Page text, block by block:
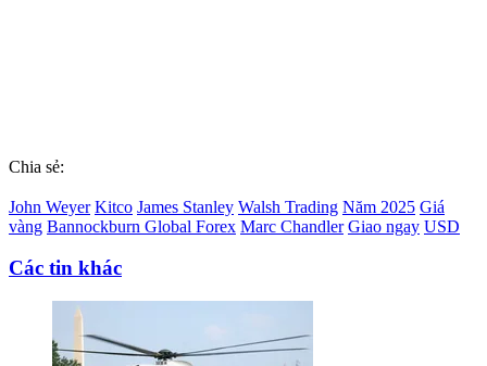
Chia sẻ:
John Weyer Kitco James Stanley Walsh Trading Năm 2025 Giá
vàng Bannockburn Global Forex Marc Chandler Giao ngay USD
Các tin khác